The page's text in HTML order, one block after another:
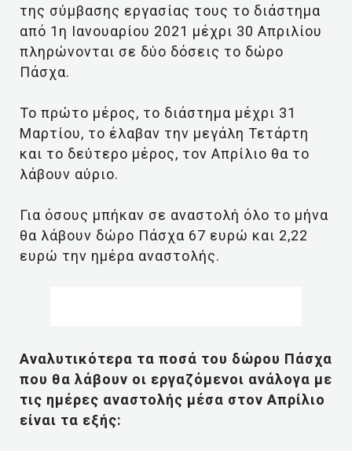
της σύμβασης εργασίας τους το διάστημα
από 1η Ιανουαρίου 2021 μέχρι 30 Απριλίου
πληρώνονται σε δύο δόσεις το δώρο
Πάσχα.
Το πρώτο μέρος, το διάστημα μέχρι 31
Μαρτίου, το έλαβαν την μεγάλη Τετάρτη
και το δεύτερο μέρος, τον Απρίλιο θα το
λάβουν αύριο.
Για όσους μπήκαν σε αναστολή όλο το μήνα
θα λάβουν δώρο Πάσχα 67 ευρώ και 2,22
ευρώ την ημέρα αναστολής.
Αναλυτικότερα τα ποσά του δώρου Πάσχα
που θα λάβουν οι εργαζόμενοι ανάλογα με
τις ημέρες αναστολής μέσα στον Απρίλιο
είναι τα εξής: